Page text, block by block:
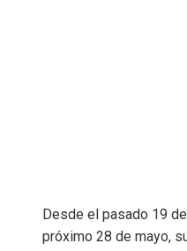
Desde el pasado 19
próximo 28 de mayo,